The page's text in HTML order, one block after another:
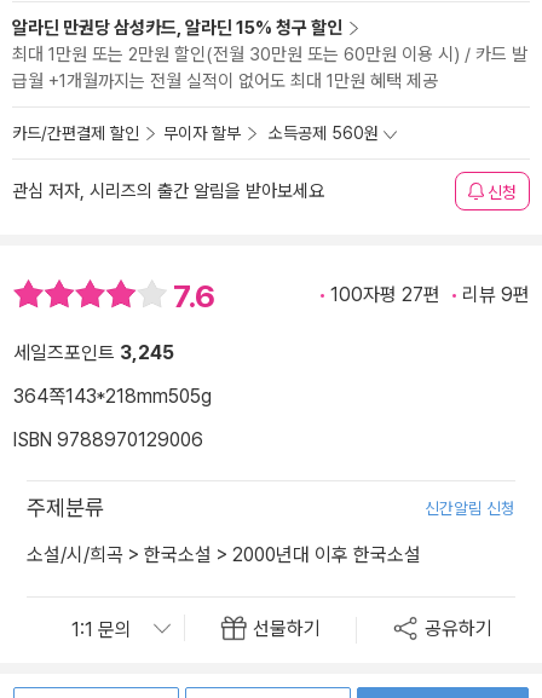
알라딘 만권당 삼성카드, 알라딘 15% 청구 할인
최대 1만원 또는 2만원 할인(전월 30만원 또는 60만원 이용 시) / 카드 발
급월 +1개월까지는 전월 실적이 없어도 최대 1만원 혜택 제공
카드/간편결제 할인 무이자 할부 소득공제 560원
관심 저자, 시리즈의 출간 알림을 받아보세요 신청
7.6 100자평 27편 리뷰 9편
세일즈포인트 3,245
364쪽143*218mm505g
ISBN 9788970129006
주제분류 신간알림 신청
소설/시/희곡 > 한국소설 > 2000년대 이후 한국소설
선물하기 공유하기